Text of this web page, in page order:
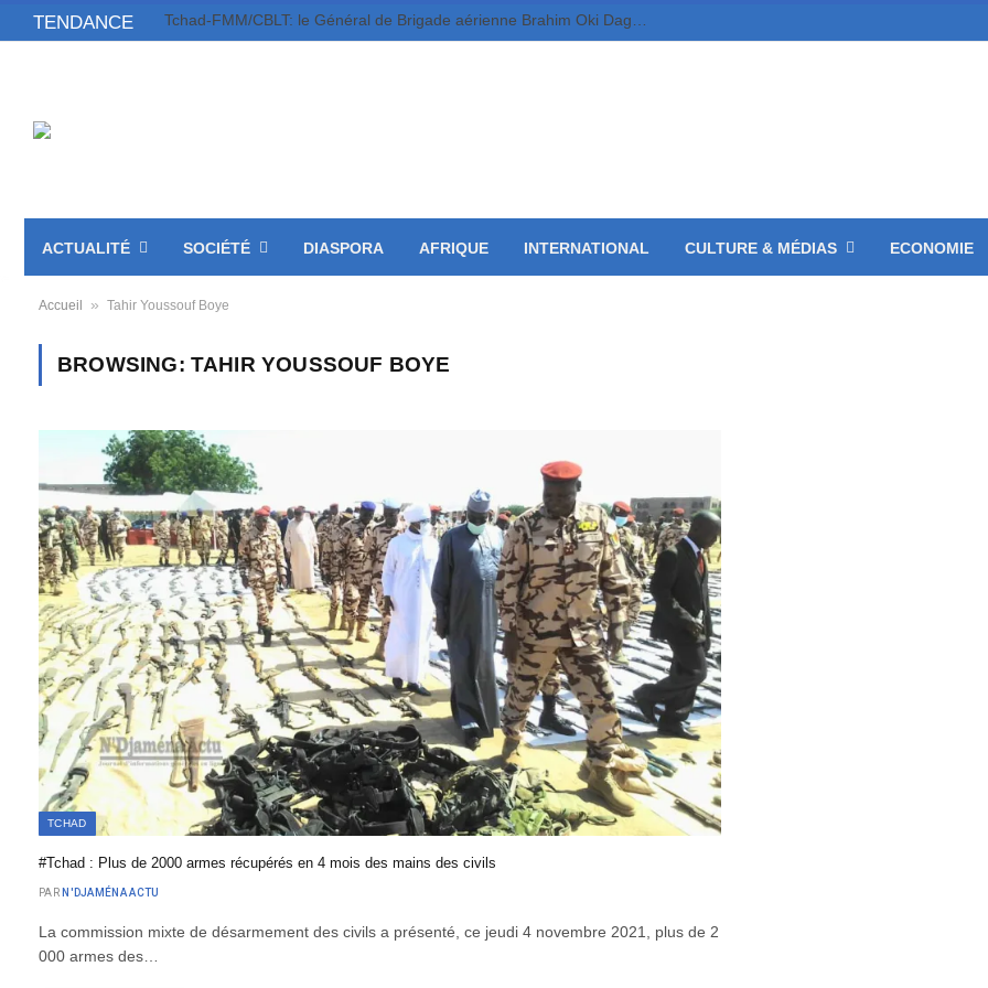
TENDANCE Tchad-FMM/CBLT: le Général de Brigade aérienne Brahim Oki Dagache prend la relève du Général Djonkep Frédéric.
ACTUALITÉ SOCIÉTÉ DIASPORA AFRIQUE INTERNATIONAL CULTURE & MÉDIAS ECONOMIE
Accueil » Tahir Youssouf Boye
BROWSING: TAHIR YOUSSOUF BOYE
TCHAD
#Tchad : Plus de 2000 armes récupérés en 4 mois des mains des civils
PAR N'DJAMÉNA ACTU
La commission mixte de désarmement des civils a présenté, ce jeudi 4 novembre 2021, plus de 2
000 armes des…